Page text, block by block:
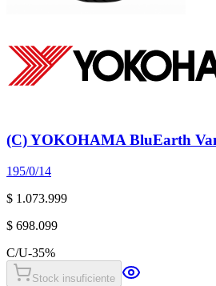
(C) YOKOHAMA BluEarth
195/0/14
$ 1.073.999
$ 698.099
C/U-35%
Stock insuficiente